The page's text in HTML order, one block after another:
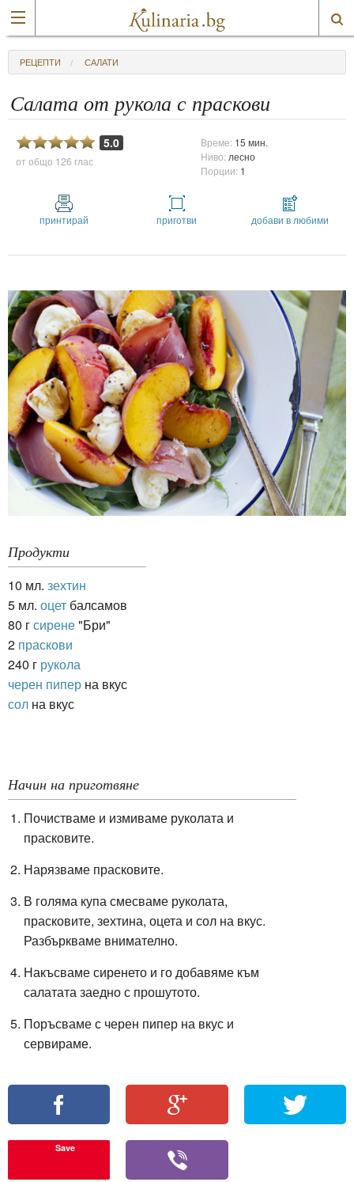
РЕЦЕПТИ САЛАТИ
Салата от рукола с праскови
5.0
от общо 126 глас
Време: 15 мин.
Ниво: лесно
Порции: 1
принтирай приготви добави в любими
Продукти
10 мл. зехтин
5 мл. оцет балсамов
80 гсирене"Бри"
2 праскови
240 г рукола
черен пипер на вкус
сол на вкус
Начин на приготвяне
Почистваме и измиваме руколата и
прасковите.
Нарязваме прасковите.
В голяма купа смесваме руколата,
прасковите, зехтина, оцета и сол на вкус.
Разбъркваме внимателно.
Накъсваме сиренето и го добавяме към
салатата заедно с прошутото.
Поръсваме с черен пипер на вкус и
сервираме.
Save